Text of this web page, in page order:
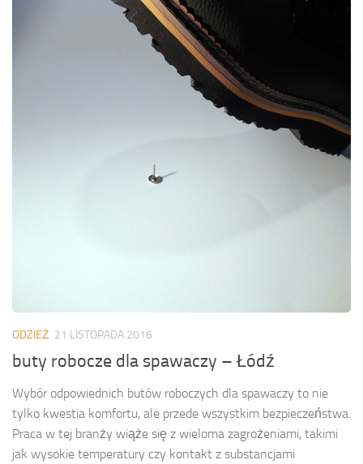
ODZIEŻ 21 LISTOPADA 2016
buty robocze dla spawaczy – Łódź
Wybór odpowiednich butów roboczych dla spawaczy to nie
tylko kwestia komfortu, ale przede wszystkim bezpieczeństwa.
Praca w tej branży wiąże się z wieloma zagrożeniami, takimi
jak wysokie temperatury czy kontakt z substancjami